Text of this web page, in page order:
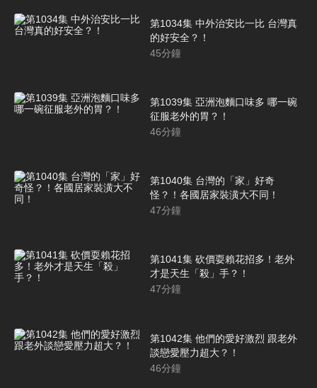
第1034集 中外治安比一比 台灣真
的好安全？！
45分鐘
第1039集 亞洲泡麵口味多 哪一碗
征服老外的胃？！
46分鐘
第1040集 台灣的「家」好奇
怪？！各國居家裝潢大不同！
47分鐘
第1041集 砍價耍賴花招多！老外
才是天生「殺」手？！
47分鐘
第1042集 他們的愛好激烈 跟老外
談戀愛壓力超大？！
46分鐘